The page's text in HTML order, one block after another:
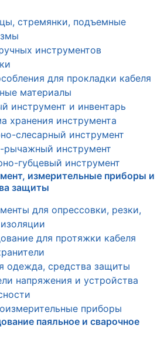
стремянки, подъемные
инструментов
для прокладки кабеля
материалы
инструмент и инвентарь
хранения инструмента
слесарный инструмент
рычажный инструмент
губцевый инструмент
измерительные приборы и
защиты
для опрессовки, резки,
для протяжки кабеля
одежда, средства защиты
напряжения и устройства
приборы
паяльное и сварочное